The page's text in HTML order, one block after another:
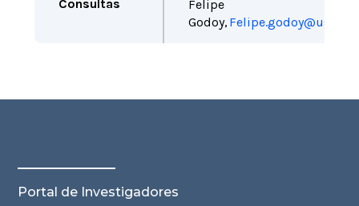
Consultas
Felipe
Godoy, Felipe.godoy@uss.cl
Portal de Investigadores